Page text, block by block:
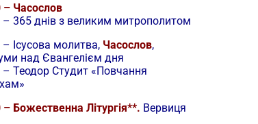
– Часослов
– 365 днів з великим митрополитом
– Ісусова молитва, Часослов,
над Євангелієм дня
– Теодор Студит «Повчання
– Божественна Літургія**. Вервиця